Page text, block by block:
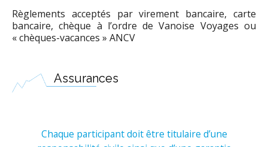
Règlements acceptés par virement bancaire, carte
bancaire, chèque à l’ordre de Vanoise Voyages ou
« chèques-vacances » ANCV
Assurances
Chaque participant doit être titulaire d’une